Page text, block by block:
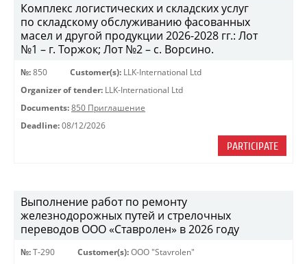
Комплекс логистических и складских услуг
по складскому обслуживанию фасованных
масел и другой продукции 2026-2028 гг.: Лот
№1 – г. Торжок; Лот №2 – с. Ворсино.
№: 850 Customer(s): LLK-International Ltd
Organizer of tender: LLK-International Ltd
Documents: 850 Приглашение
Deadline: 08/12/2026
PARTICIPATE
Выполнение работ по ремонту
железнодорожных путей и стрелочных
переводов ООО «Ставролен» в 2026 году
№: Т-290 Customer(s): OOO "Stavrolen"